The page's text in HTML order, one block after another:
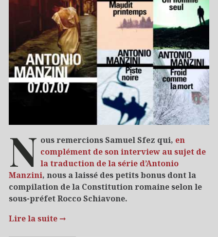
N ous remercions Samuel Sfez qui, en
complément de son interview au sujet de
la traduction de la série d’Antonio
Manzini, nous a laissé des petits bonus dont la
compilation dela Constitution romaine selon le
sous-préfet Rocco Schiavone.
Lire la suite →